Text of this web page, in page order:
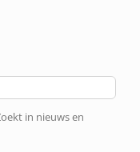
in nieuws en